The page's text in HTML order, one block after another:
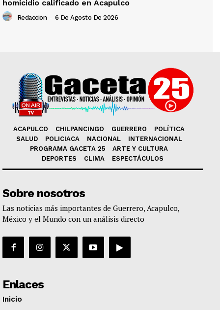
homicidio calificado en Acapulco
Redaccion - 6 De Agosto De 2026
ACAPULCO CHILPANCINGO GUERRERO
POLÍTICA
SALUD
POLICIACA NACIONAL
INTERNACIONAL
PROGRAMA GACETA 25
ARTE Y CULTURA
DEPORTES
CLIMA ESPECTÁCULOS
Sobre nosotros
Las noticias más importantes de Guerrero, Acapulco,
México y el Mundo con un análisis directo
Enlaces
Inicio